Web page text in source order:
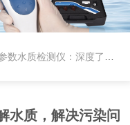
水质检测仪：深度了解水质，解决污染问题
水质，解决污染问